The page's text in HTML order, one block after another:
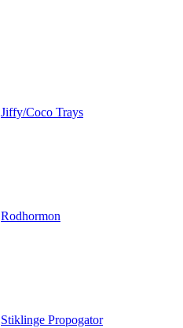
Jiffy/Coco Trays
Rodhormon
Stiklinge Propogator